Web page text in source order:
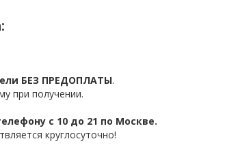
БЕЗ ПРЕДОПЛАТЫ.
при получении.
с 10 до 21 по Москве.
круглосуточно!